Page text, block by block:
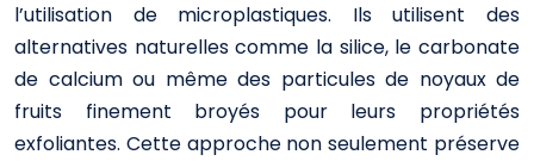
l’utilisation de microplastiques. Ils utilisent des
alternatives naturelles comme la silice, le carbonate
de calcium ou même des particules de noyaux de
fruits finement broyés pour leurs propriétés
exfoliantes. Cette approche non seulement préserve